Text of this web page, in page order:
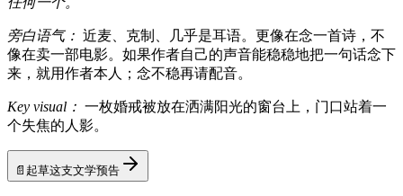
旁白语气： 近麦、克制、几乎是耳语。更像在念一首诗，不
像在卖一部电影。如果作者自己的声音能稳稳地把一句话念下
来，就用作者本人；念不稳再请配音。
Key visual： 一枚婚戒被放在洒满阳光的窗台上，门口站着一
个失焦的人影。
📄 起草这支文学预告